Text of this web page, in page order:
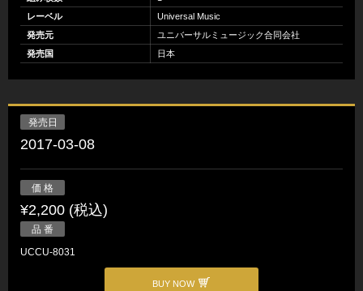
レーベル
Universal Music
発売元
ユニバーサルミュージック合同会社
発売国
日本
発売日
2017-03-08
価 格
¥2,200 (税込)
品 番
UCCU-8031
BUY NOW